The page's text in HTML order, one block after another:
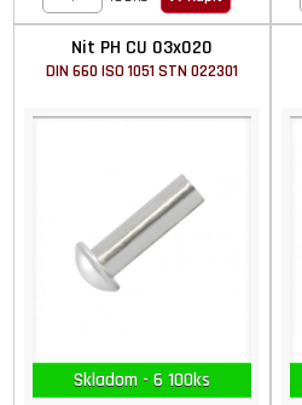
Nit PH CU 03x020
DIN 660 ISO 1051 STN 022301
Skladom - 6 100ks